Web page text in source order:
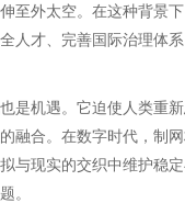
至外太空。在这种背景
人才、完善国际治理体
是机遇。它迫使人类重
融合。在数字时代，制
与现实的交织中维护稳
。